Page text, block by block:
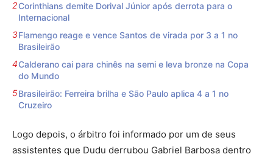
Corinthians demite Dorival Júnior após derrota para o
Internacional
Flamengo reage e vence Santos de virada por 3 a 1 no
Brasileirão
Calderano cai para chinês na semi e leva bronze na Copa
do Mundo
Brasileirão: Ferreira brilha e São Paulo aplica 4 a 1 no
Cruzeiro
Logo depois, o árbitro foi informado por um de seus
assistentes que Dudu derrubou Gabriel Barbosa dentro